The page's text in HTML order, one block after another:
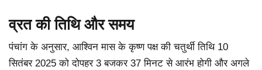
व्रत की तिथि और समय
पंचांग के अनुसार, आश्विन मास के कृष्ण पक्ष की चतुर्थी तिथि 10
सितंबर 2025 को दोपहर 3 बजकर 37 मिनट से आरंभ होगी और अगले